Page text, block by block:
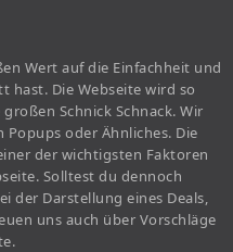
Wert auf die Einfachheit und
hast. Die Webseite wird so
Schnick Schnack. Wir
oder Ähnliches. Die
der wichtigsten Faktoren
Solltest du dennoch
der Darstellung eines Deals,
uns auch über Vorschläge